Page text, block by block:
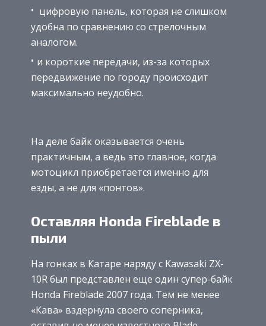
цифровую панель, которая не слишком
удобна по сравнению со стрелочным
аналогом.
и короткие передачи, из-за которых
передвижение по городу происходит
максимально неудобно.
На деле байк оказывается очень
практичным, а ведь это главное, когда
мотоцикл приобретается именно для
езды, а не для «понтов».
Оставляя Honda Fireblade в
пыли
На гонках в Катаре наряду с Kawasaki ZX-
10R был представлен еще один супер-байк
Honda Fireblade 2007 года. Тем не менее
«Кава» вздернула своего соперника,